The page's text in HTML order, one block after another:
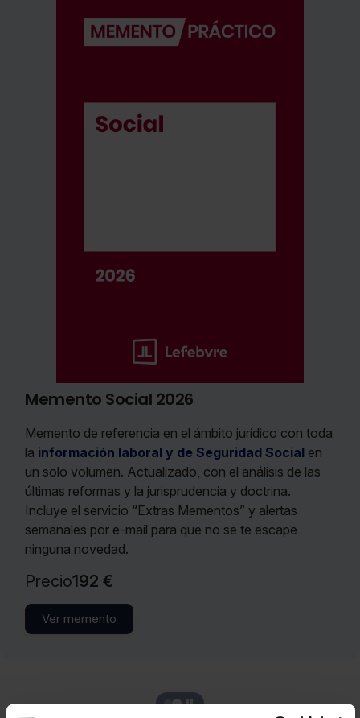
Memento Social 2026
Memento de referencia en el ámbito jurídico con toda
la información laboral y de Seguridad Social en
un solo volumen. Actualizado, con el análisis de las
últimas reformas y la jurisprudencia y doctrina.
Incluye el servicio “Extras Mementos” y alertas
semanales por e-mail para que no se te escape
ninguna novedad.
Precio192 €
Ver memento